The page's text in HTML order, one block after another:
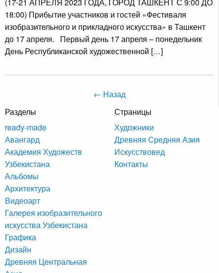
18:00) Прибытие участников и гостей «Фестиваля
изобразительного и прикладного искусства» в Ташкент
до 17 апреля. Первый день 17 апреля – понедельник
День Республиканской художественной […]
← Назад
Разделы
ready-made
Авангард
Академия Художеств
Узбекистана
Альбомы
Архитектура
Видеоарт
Галерея изобразительного
искусства Узбекистана
Графика
Дизайн
Древняя Центральная
Страницы
Художники
Древняя Средняя Азия
Искусствовед
Контакты